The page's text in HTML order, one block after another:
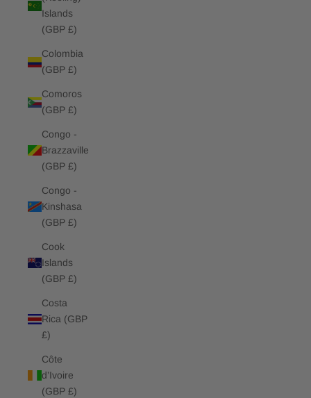
Islands
(GBP £)
Colombia
(GBP £)
Comoros
(GBP £)
Congo -
Brazzaville
(GBP £)
Congo -
Kinshasa
(GBP £)
Cook
Islands
(GBP £)
Costa
Rica (GBP
£)
Côte
d’Ivoire
(GBP £)